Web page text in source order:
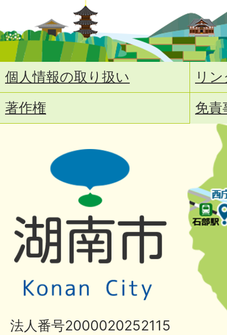
個人情報の取り扱い
リ
著作権
免責
法人番号2000020252115